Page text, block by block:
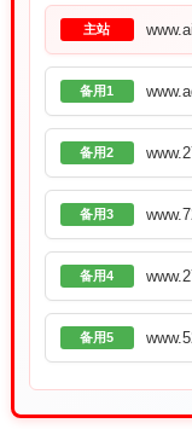
主站
备用1
备用2
备用3
备用4
备用5